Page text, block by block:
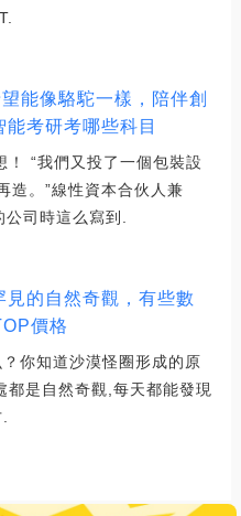
能像駱駝一樣，陪伴創
考研考哪些科目
“我們又投了一個包裝設
造。”線性資本合伙人兼
司時這么寫到.
的自然奇觀，有些數
價格
你知道沙漠怪圈形成的原
都是自然奇觀,每天都能發現